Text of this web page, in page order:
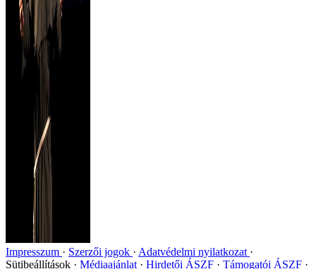
Impresszum Szerzői jogok
Adatvédelmi nyilatkozat
Sütibeállítások
Médiaajánlat Hirdetői ÁSZF Támogatói ÁSZF